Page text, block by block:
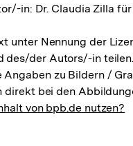
in: Dr. Claudia Zilla
unter Nennung der
des/der Autors/-in teilen.
Angaben zu Bildern /
direkt bei den
von bpb.de nutzen?